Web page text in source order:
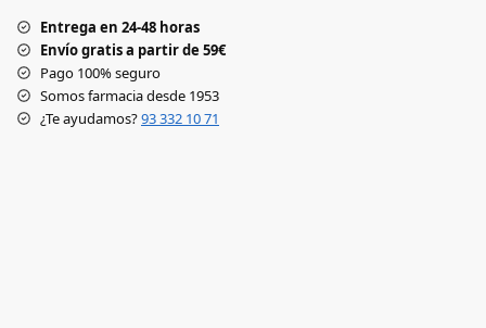
Entrega en 24-48 horas
Envío gratis a partir de 59€
Pago 100% seguro
Somos farmacia desde 1953
¿Te ayudamos?93 332 10 71